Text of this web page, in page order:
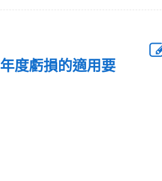
度虧損的適用要